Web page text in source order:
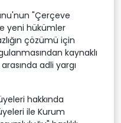
"Çerçeve
yeni hükümler
çözümü için
kaynaklı
adli yargı
hakkında
ile Kurum